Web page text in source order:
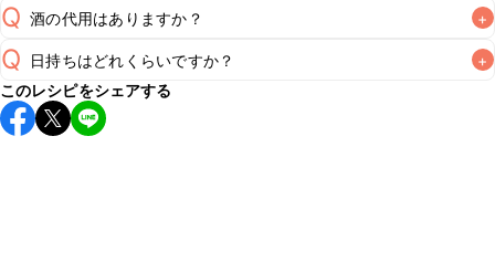
A
Q 酒の代用はありますか？ +
A
Q 日持ちはどれくらいですか？ +
保存期間は冷蔵で翌日中が目安です。なるべくお早めにお召
し上がりください。
このレシピをシェアする